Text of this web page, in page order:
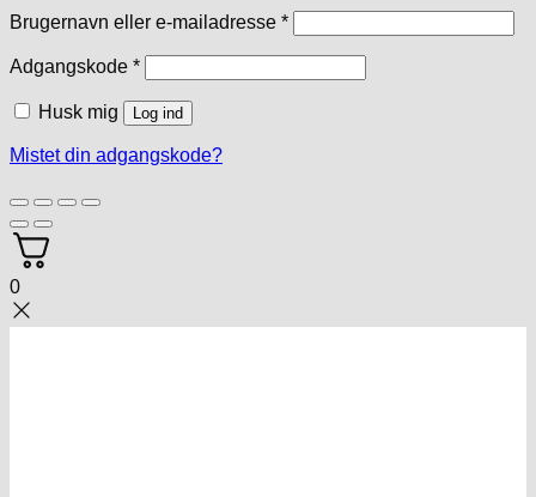
Brugernavn eller e-mailadresse *Påkrævet
Adgangskode *Påkrævet
Husk mig Log ind
Mistet din adgangskode?
0